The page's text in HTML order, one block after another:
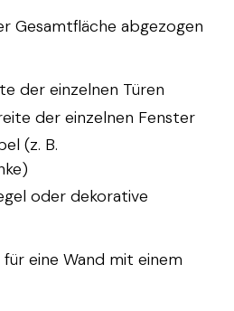
Gesamtfläche abgezogen
der einzelnen Türen
der einzelnen Fenster
(z. B.
oder dekorative
eine Wand mit einem